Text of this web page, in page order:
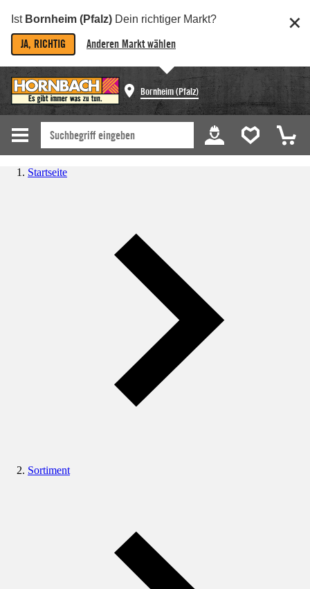
Ist Bornheim (Pfalz) Dein richtiger Markt?
JA, RICHTIG Anderen Markt wählen
Bornheim (Pfalz)
Startseite
Sortiment